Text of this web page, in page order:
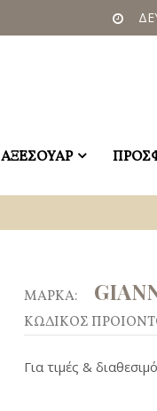
ΑΞΕΣΟΥΑΡ
ΜΑΡΚΑ:
ΚΩΔΙΚΟΣ
Για τιμές &